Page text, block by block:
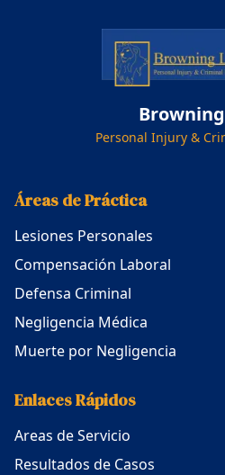
Personal Injury &
Áreas de Práctica
Lesiones Personales
Compensación Laboral
Defensa Criminal
Negligencia Médica
Muerte por Negligencia
Enlaces Rápidos
Areas de Servicio
Resultados de Casos